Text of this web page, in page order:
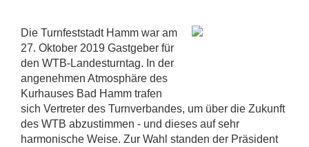
Die Turnfeststadt Hamm war am
27. Oktober 2019 Gastgeber für
den WTB-Landesturntag. In der
angenehmen Atmosphäre des
Kurhauses Bad Hamm trafen
sich Vertreter des Turnverbandes, um über die Zukunft
des WTB abzustimmen - und dieses auf sehr
harmonische Weise. Zur Wahl standen der Präsident